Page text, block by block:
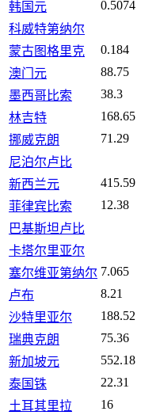
韩国元 0.5074
科威特第纳尔
蒙古图格里克
0.184
澳门元
88.75
墨西哥比索
38.3
林吉特
168.65
挪威克朗
71.29
尼泊尔卢比
新西兰元
415.59
菲律宾比索
12.38
巴基斯坦卢比
卡塔尔里亚尔
塞尔维亚第纳尔 7.065
卢布
8.21
沙特里亚尔
188.52
瑞典克朗
75.36
新加坡元
552.18
泰国铢
22.31
土耳其里拉
16